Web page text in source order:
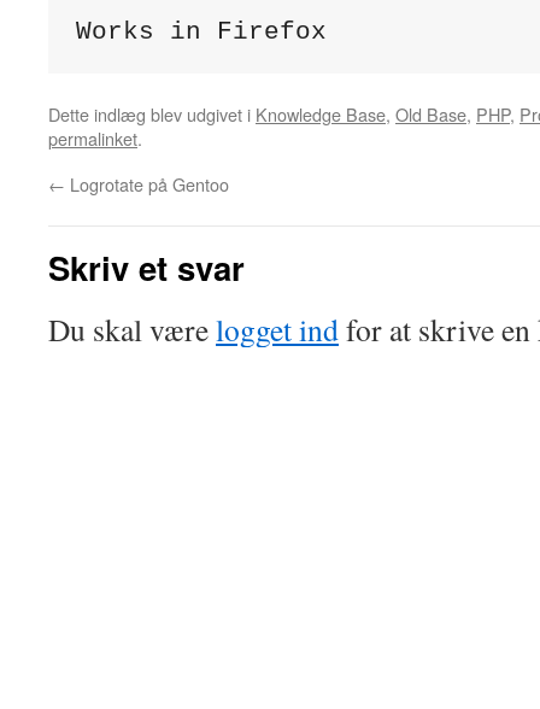
Works in Firefox
Dette indlæg blev udgivet i Knowledge Base, Old Base, PHP,
permalinket.
← Logrotate på Gentoo
Skriv et svar
Du skal værelogget indfor at skrive en